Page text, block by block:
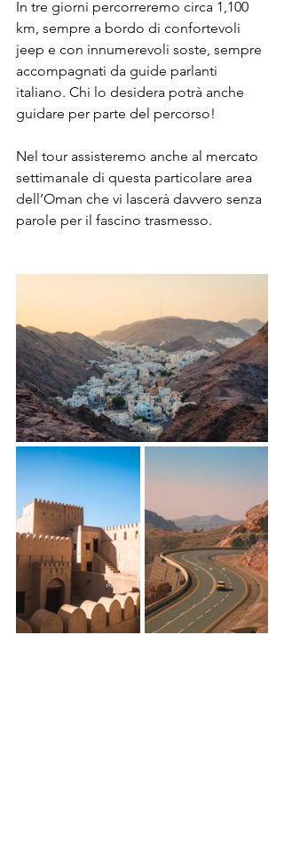
In tre giorni percorreremo circa 1,100
km, sempre a bordo di confortevoli
jeep e con innumerevoli soste, sempre
accompagnati da guide parlanti
italiano. Chi lo desidera potrà anche
guidare per parte del percorso!
Nel tour assisteremo anche al mercato
settimanale di questa particolare area
dell’Oman che vi lascerà davvero senza
parole per il fascino trasmesso.